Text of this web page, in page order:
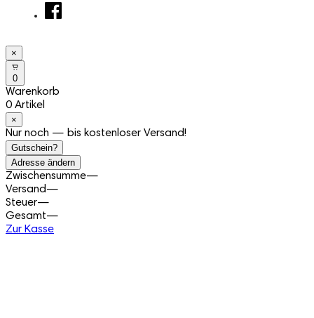
×
0
Warenkorb
0 Artikel
×
Nur noch — bis kostenloser Versand!
Gutschein?
Adresse ändern
Zwischensumme—
Versand—
Steuer—
Gesamt—
Zur Kasse